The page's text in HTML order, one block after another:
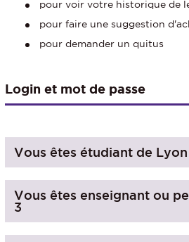
pour voir votre historique de
pour faire une suggestion
pour demander un quitus
Login et mot de passe
Vous êtes étudiant de Lyon
Vous êtes enseignant ou
3